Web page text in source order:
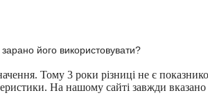
його використовувати?
Тому 3 роки різниці не є
На нашому сайті завжди вказано